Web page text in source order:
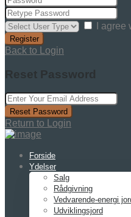
I agree
Register
Back to Login
Reset Password
Reset Password
Return to Login
Forside
Ydelser
Salg
Rådgivning
Vedvarende-energi
Udviklingsjord